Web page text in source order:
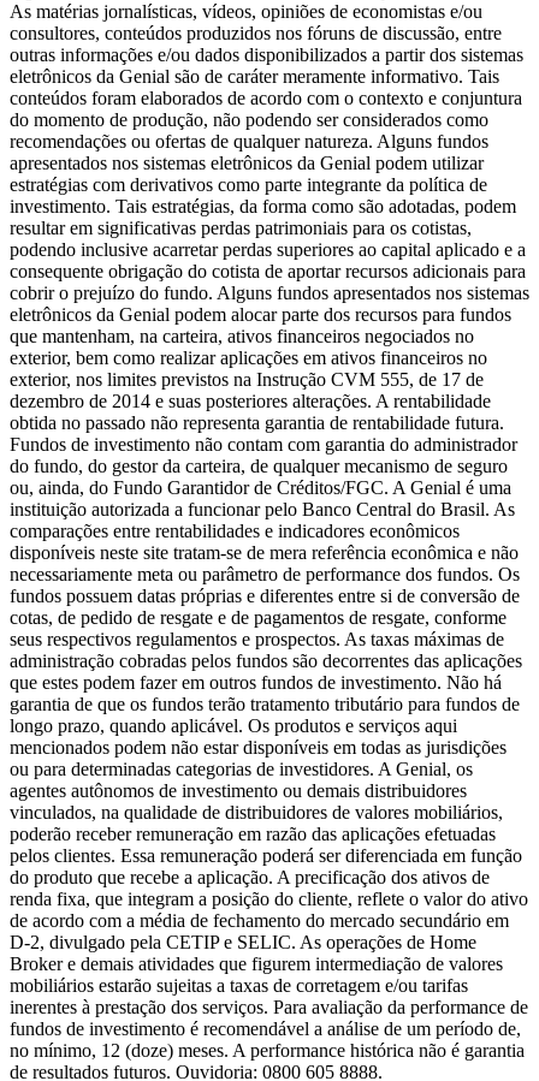
As matérias jornalísticas, vídeos, opiniões de economistas e/ou
consultores, conteúdos produzidos nos fóruns de discussão, entre
outras informações e/ou dados disponibilizados a partir dos sistemas
eletrônicos da Genial são de caráter meramente informativo. Tais
conteúdos foram elaborados de acordo com o contexto e conjuntura
do momento de produção, não podendo ser considerados como
recomendações ou ofertas de qualquer natureza. Alguns fundos
apresentados nos sistemas eletrônicos da Genial podem utilizar
estratégias com derivativos como parte integrante da política de
investimento. Tais estratégias, da forma como são adotadas, podem
resultar em significativas perdas patrimoniais para os cotistas,
podendo inclusive acarretar perdas superiores ao capital aplicado e a
consequente obrigação do cotista de aportar recursos adicionais para
cobrir o prejuízo do fundo. Alguns fundos apresentados nos sistemas
eletrônicos da Genial podem alocar parte dos recursos para fundos
que mantenham, na carteira, ativos financeiros negociados no
exterior, bem como realizar aplicações em ativos financeiros no
exterior, nos limites previstos na Instrução CVM 555, de 17 de
dezembro de 2014 e suas posteriores alterações. A rentabilidade
obtida no passado não representa garantia de rentabilidade futura.
Fundos de investimento não contam com garantia do administrador
do fundo, do gestor da carteira, de qualquer mecanismo de seguro
ou, ainda, do Fundo Garantidor de Créditos/FGC. A Genial é uma
instituição autorizada a funcionar pelo Banco Central do Brasil. As
comparações entre rentabilidades e indicadores econômicos
disponíveis neste site tratam-se de mera referência econômica e não
necessariamente meta ou parâmetro de performance dos fundos. Os
fundos possuem datas próprias e diferentes entre si de conversão de
cotas, de pedido de resgate e de pagamentos de resgate, conforme
seus respectivos regulamentos e prospectos. As taxas máximas de
administração cobradas pelos fundos são decorrentes das aplicações
que estes podem fazer em outros fundos de investimento. Não há
garantia de que os fundos terão tratamento tributário para fundos de
longo prazo, quando aplicável. Os produtos e serviços aqui
mencionados podem não estar disponíveis em todas as jurisdições
ou para determinadas categorias de investidores. A Genial, os
agentes autônomos de investimento ou demais distribuidores
vinculados, na qualidade de distribuidores de valores mobiliários,
poderão receber remuneração em razão das aplicações efetuadas
pelos clientes. Essa remuneração poderá ser diferenciada em função
do produto que recebe a aplicação. A precificação dos ativos de
renda fixa, que integram a posição do cliente, reflete o valor do ativo
de acordo com a média de fechamento do mercado secundário em
D-2, divulgado pela CETIP e SELIC. As operações de Home
Broker e demais atividades que figurem intermediação de valores
mobiliários estarão sujeitas a taxas de corretagem e/ou tarifas
inerentes à prestação dos serviços. Para avaliação da performance de
fundos de investimento é recomendável a análise de um período de,
no mínimo, 12 (doze) meses. A performance histórica não é garantia
de resultados futuros. Ouvidoria: 0800 605 8888.